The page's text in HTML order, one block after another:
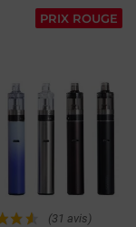
PRIX ROUGE
(31 avis)